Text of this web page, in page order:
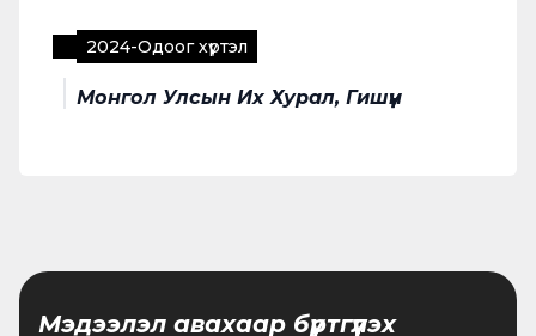
2024-Одоог хүртэл
Монгол Улсын Их Хурал, Гишүүн
Мэдээлэл авахаар бүртгүүлэх